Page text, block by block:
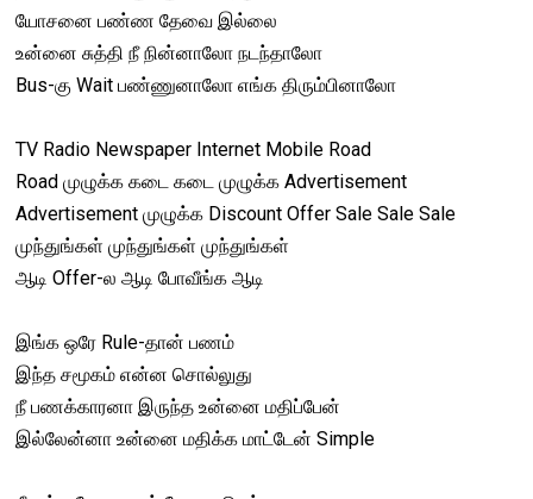
யோசனை பண்ண தேவை இல்லை
உன்னை சுத்தி நீ நின்னாலோ நடந்தாலோ
Bus-கு Wait பண்ணுனாலோ எங்க திரும்பினாலோ
TV Radio Newspaper Internet Mobile Road
Road முழுக்க கடை கடை முழுக்க Advertisement
Advertisement முழுக்க Discount Offer Sale Sale Sale
முந்துங்கள் முந்துங்கள் முந்துங்கள்
ஆடி Offer-ல ஆடி போவீங்க ஆடி
இங்க ஒரே Rule-தான் பணம்
இந்த சமூகம் என்ன சொல்லுது
நீ பணக்காரனா இருந்த உன்னை மதிப்பேன்
இல்லேன்னா உன்னை மதிக்க மாட்டேன் Simple